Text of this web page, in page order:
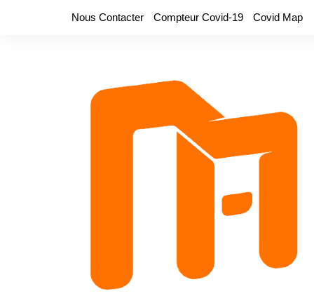
Nous Contacter Compteur Covid-19 Covid Map